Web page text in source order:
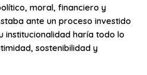
moral, financiero y
ante un proceso investido
institucionalidad haría todo lo
sostenibilidad y